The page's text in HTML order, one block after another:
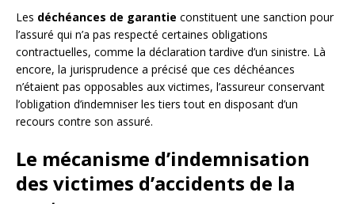
Les déchéances de garantie constituent une sanction pour
l’assuré qui n’a pas respecté certaines obligations
contractuelles, comme la déclaration tardive d’un sinistre. Là
encore, la jurisprudence a précisé que ces déchéances
n’étaient pas opposables aux victimes, l’assureur conservant
l’obligation d’indemniser les tiers tout en disposant d’un
recours contre son assuré.
Le mécanisme d’indemnisation
des victimes d’accidents de la